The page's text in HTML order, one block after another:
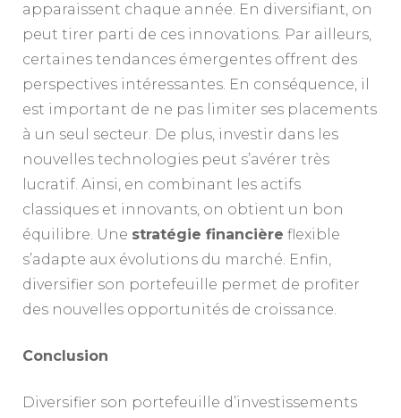
apparaissent chaque année. En diversifiant, on
peut tirer parti de ces innovations. Par ailleurs,
certaines tendances émergentes offrent des
perspectives intéressantes. En conséquence, il
est important de ne pas limiter ses placements
à un seul secteur. De plus, investir dans les
nouvelles technologies peut s’avérer très
lucratif. Ainsi, en combinant les actifs
classiques et innovants, on obtient un bon
équilibre. Une stratégie financière flexible
s’adapte aux évolutions du marché. Enfin,
diversifier son portefeuille permet de profiter
des nouvelles opportunités de croissance.
Conclusion
Diversifier son portefeuille d’investissements